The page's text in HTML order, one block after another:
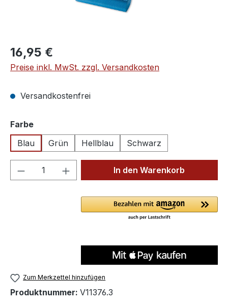
Regulärer Preis:
16,95 €
Preise inkl. MwSt. zzgl. Versandkosten
Versandkostenfrei
Farbeauswählen
Blau
Grün Hellblau Schwarz
Produkt Anzahl: Gib denIn den Warenkorb
Zum Merkzettel hinzufügen
Produktnummer: V11376.3